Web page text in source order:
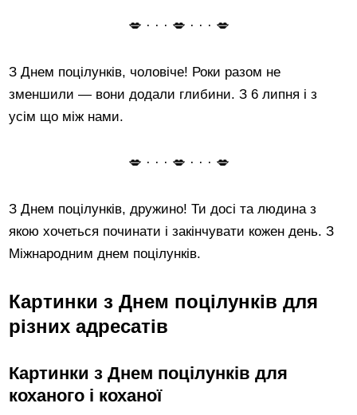
💋 · · · 💋 · · · 💋
З Днем поцілунків, чоловіче! Роки разом не
зменшили — вони додали глибини. З 6 липня і з
усім що між нами.
💋 · · · 💋 · · · 💋
З Днем поцілунків, дружино! Ти досі та людина з
якою хочеться починати і закінчувати кожен день. З
Міжнародним днем поцілунків.
Картинки з Днем поцілунків для
різних адресатів
Картинки з Днем поцілунків для
коханого і коханої